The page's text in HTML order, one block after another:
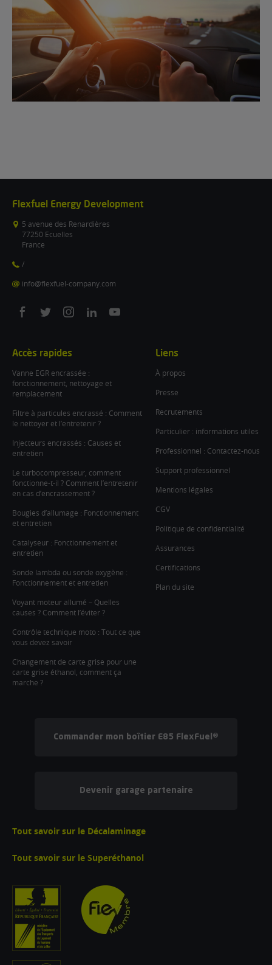
Flexfuel Energy Development
5 avenue des Renardières
77250 Ecuelles
France
/
info@flexfuel-company.com
On
On
On
On
On
Accès rapides
Vanne EGR encrassée :
fonctionnement, nettoyage et
remplacement
Filtre à particules encrassé : Comment
le nettoyer et l’entretenir ?
Injecteurs encrassés : Causes et
entretien
Le turbocompresseur, comment
fonctionne-t-il ? Comment l’entretenir
en cas d’encrassement ?
Bougies d’allumage : Fonctionnement
et entretien
Catalyseur : Fonctionnement et
entretien
Sonde lambda ou sonde oxygène :
Fonctionnement et entretien
Voyant moteur allumé – Quelles
causes ? Comment l’éviter ?
Contrôle technique moto : Tout ce que
vous devez savoir
Changement de carte grise pour une
carte grise éthanol, comment ça
marche ?
Liens
À propos
Presse
Recrutements
Particulier : informations utiles
Professionnel : Contactez-nous
Support professionnel
Mentions légales
CGV
Politique de confidentialité
Assurances
Certifications
Plan du site
Commander mon boîtier E85 FlexFuel®
Devenir garage partenaire
Tout savoir sur le Décalaminage
Tout savoir sur le Superéthanol